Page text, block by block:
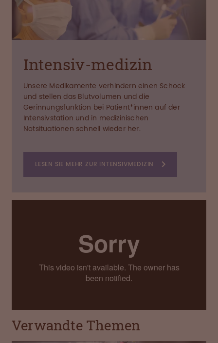
Intensiv-medizin
Unsere Medikamente verhindern einen Schock
und stellen das Blutvolumen und die
Gerinnungsfunktion bei Patient*innen auf der
Intensivstation und in medizinischen
Notsituationen schnell wieder her.
LESEN SIE MEHR ZUR INTENSIVMEDIZIN
Verwandte Themen